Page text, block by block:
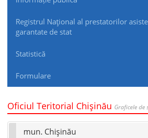
Registrul Naţional al prestatorilor
garantate de stat
Statistică
Formulare
Oficiul Teritorial Chişinău Graficele de
mun. Chişinău